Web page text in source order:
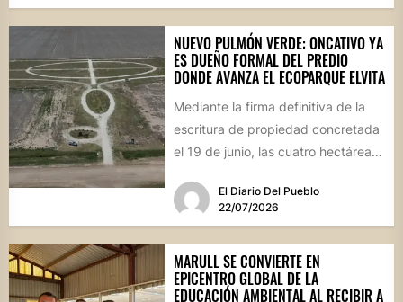
NUEVO PULMÓN VERDE: ONCATIVO YA
ES DUEÑO FORMAL DEL PREDIO
DONDE AVANZA EL ECOPARQUE ELVITA
Mediante la firma definitiva de la
escritura de propiedad concretada
el 19 de junio, las cuatro hectáreas
El Diario Del Pueblo
22/07/2026
MARULL SE CONVIERTE EN
EPICENTRO GLOBAL DE LA
EDUCACIÓN AMBIENTAL AL RECIBIR A